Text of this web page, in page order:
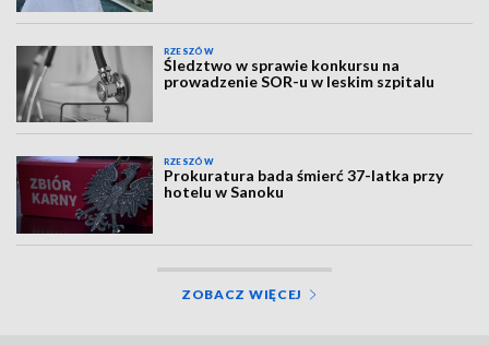
RZESZÓW
Śledztwo w sprawie konkursu na
prowadzenie SOR-u w leskim szpitalu
RZESZÓW
Prokuratura bada śmierć 37-latka przy
hotelu w Sanoku
ZOBACZ WIĘCEJ